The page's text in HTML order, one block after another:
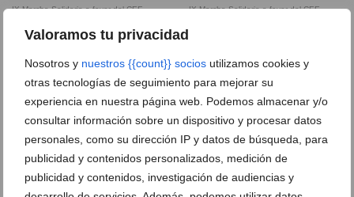
Valoramos tu privacidad
Nosotros y nuestros {{count}} socios utilizamos cookies y
otras tecnologías de seguimiento para mejorar su
experiencia en nuestra página web. Podemos almacenar y/o
consultar información sobre un dispositivo y procesar datos
personales, como su dirección IP y datos de búsqueda, para
publicidad y contenidos personalizados, medición de
publicidad y contenidos, investigación de audiencias y
IX Marcha Solidaria a favor del CEE
IX Marcha Solidaria a favor del CEE
IX Marcha Solidaria a favor del CEE
Raquel Payà 80
IX Marcha Solidaria a favor del CEE
Raquel Payà 81
IX Marcha Solidaria a favor del CEE
Raquel Payà 82
IX Marcha Solidaria a favor del CEE
Raquel Payà 83
IX Marcha Solidaria a favor del CEE
Raquel Payà 84
IX Marcha Solidaria a favor del CEE
Raquel Payà 85